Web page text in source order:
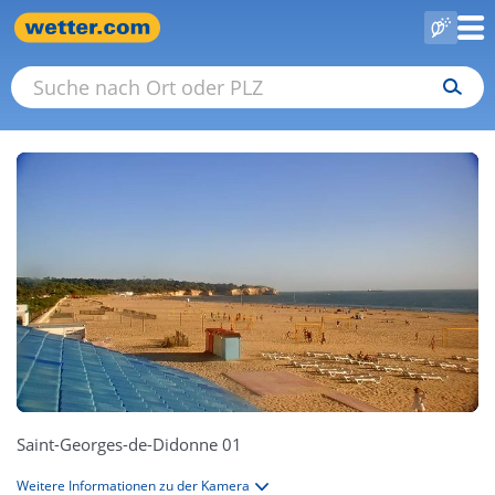
Saint-Georges-de-Didonne 01
Weitere Informationen zu der Kamera